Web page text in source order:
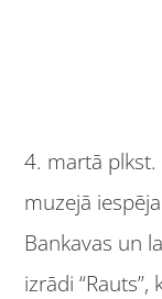
4. martā plkst.
muzejā
Bankavas un
izrādi